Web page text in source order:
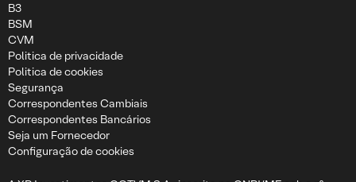
B3
BSM
CVM
Politica de privacidade
Politica de cookies
Segurança
Correspondentes Cambiais
Correspondentes Bancários
Seja um Fornecedor
Configuração de cookies